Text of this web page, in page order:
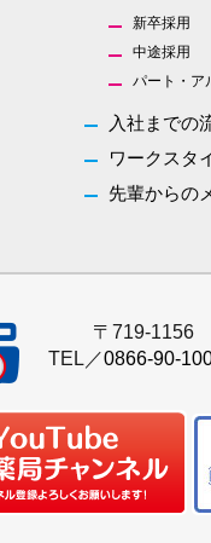
新卒採用
中途採用
パート・ア
入社までの
ワークスタ
先輩からの
〒719-1156
TEL／0866-90-